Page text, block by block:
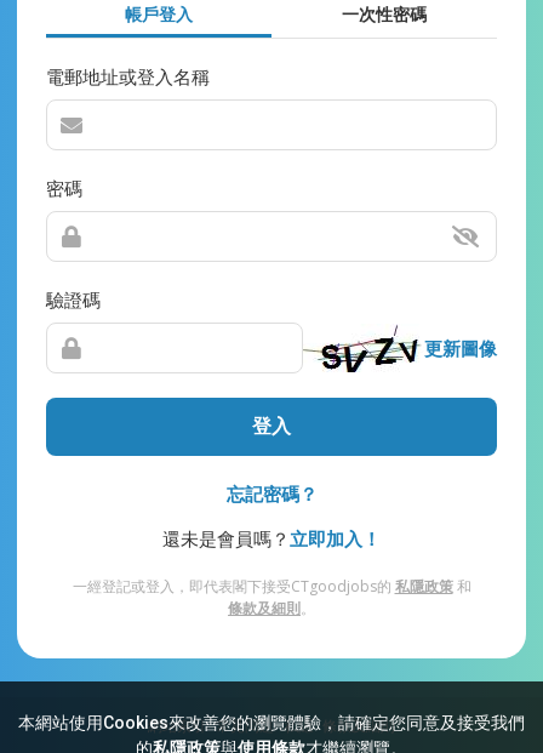
本網站使用Cookies來改善您的瀏覽體驗，請確定您同意及接受我們
的私隱政策與使用條款才繼續瀏覽。
帳戶登入 一次性密碼
電郵地址或登入名稱
密碼
驗證碼
更新圖像
登入
忘記密碼？
還未是會員嗎？ 立即加入！
一經登記或登入，即代表閣下接受CTgoodjobs的 私隱政策和
條款及細則。
網站索引 常見問題 私隱 條款及細則